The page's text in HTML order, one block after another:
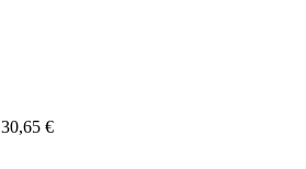
30,65 €